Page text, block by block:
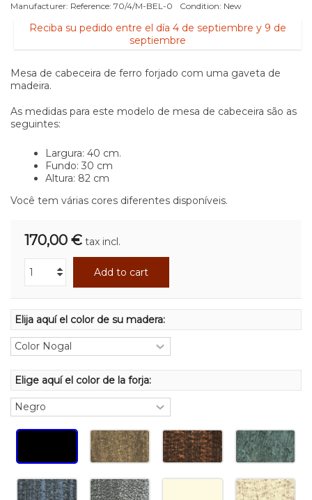
Manufacturer: Reference: 70/4/M-BEL-0 Condition: New
Reciba su pedido entre el día 4 de septiembre y 9 de
septiembre
Mesa de cabeceira de ferro forjado com uma gaveta de
madeira.
As medidas para este modelo de mesa de cabeceira são as
seguintes:
Largura: 40 cm.
Fundo: 30 cm
Altura: 82 cm
Você tem várias cores diferentes disponíveis.
170,00 € tax incl.
Add to cart
Elige aquí el color de la forja:
Elija aquí el color de su madera: